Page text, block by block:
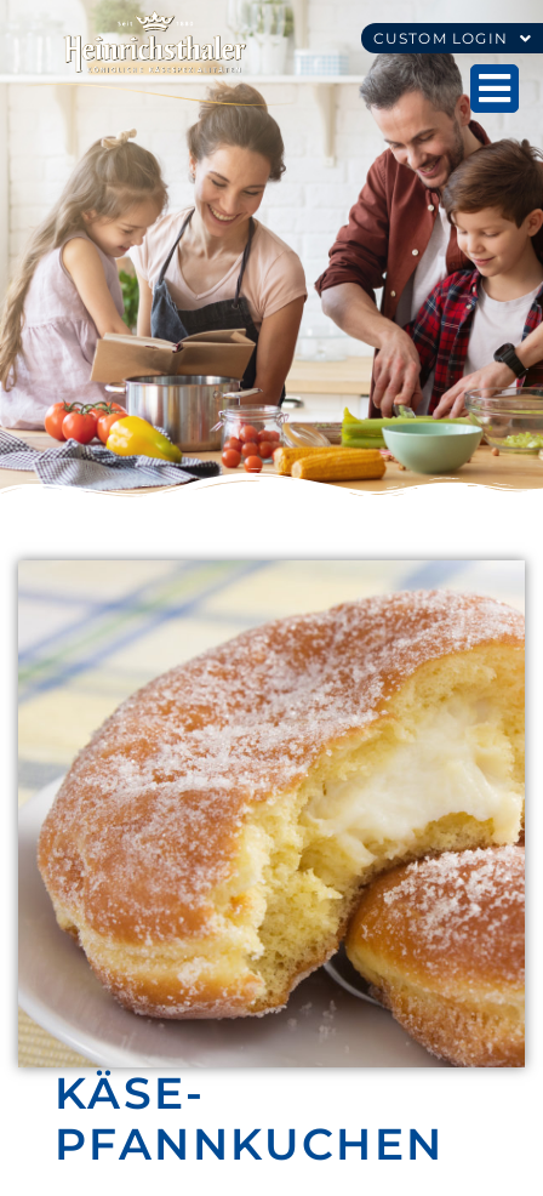
CUSTOM LOGIN
KÄSE-
PFANNKUCHEN